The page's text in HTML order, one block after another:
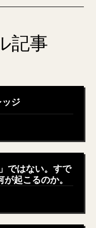
記事
ジ
ではない。すで
起こるのか。